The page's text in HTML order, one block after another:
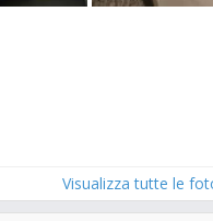
Visualizza tutte le